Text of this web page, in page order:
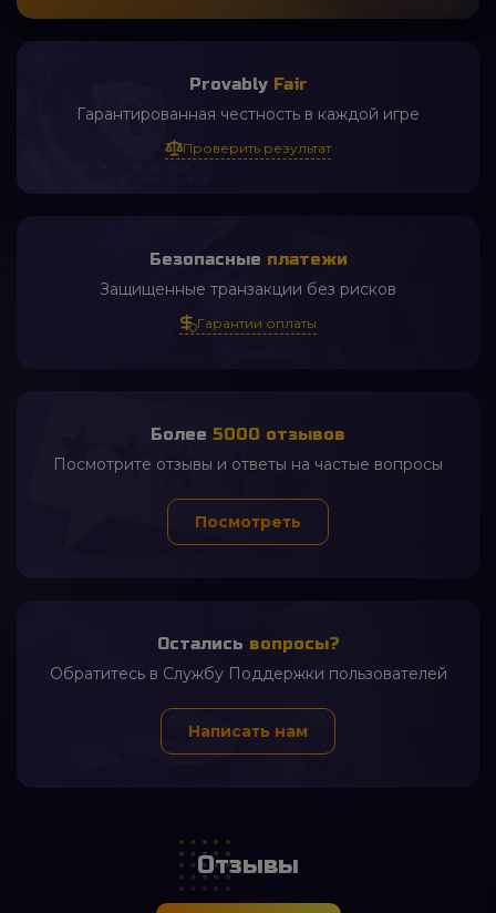
Provably Fair
Гарантированная честность в каждой игре
Проверить результат
Безопасные платежи
Защищенные транзакции без рисков
Гарантии оплаты
Более 5000 отзывов
Посмотрите отзывы и ответы на частые вопросы
Посмотреть
Остались вопросы?
Обратитесь в Службу Поддержки пользователей
Написать нам
Отзывы
Я вот выграл Айфон и не знаю как
ево мне достави
rado rado
Материалы прочные, покраска
идеальная